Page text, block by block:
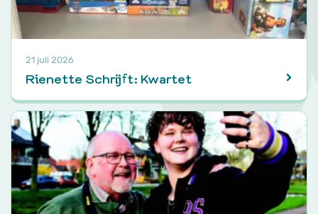
21 juli 2026
Rienette Schrijft: Kwartet